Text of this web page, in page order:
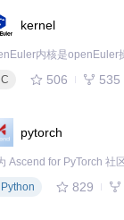
kernel
C
506 535
pytorch
Python
829